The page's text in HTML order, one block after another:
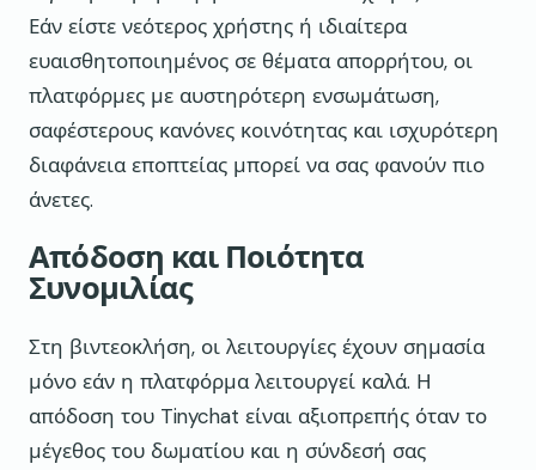
Εάν είστε νεότερος χρήστης ή ιδιαίτερα
ευαισθητοποιημένος σε θέματα απορρήτου, οι
πλατφόρμες με αυστηρότερη ενσωμάτωση,
σαφέστερους κανόνες κοινότητας και ισχυρότερη
διαφάνεια εποπτείας μπορεί να σας φανούν πιο
άνετες.
Απόδοση και Ποιότητα
Συνομιλίας
Στη βιντεοκλήση, οι λειτουργίες έχουν σημασία
μόνο εάν η πλατφόρμα λειτουργεί καλά. Η
απόδοση του Tinychat είναι αξιοπρεπής όταν το
μέγεθος του δωματίου και η σύνδεσή σας